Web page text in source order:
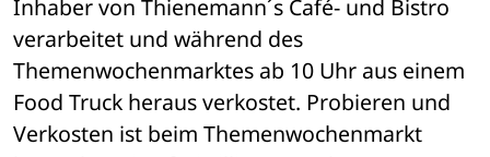
Inhaber von Thienemann´s Café- und Bistro
verarbeitet und während des
Themenwochenmarktes ab 10 Uhr aus einem
Food Truck heraus verkostet. Probieren und
Verkosten ist beim Themenwochenmarkt